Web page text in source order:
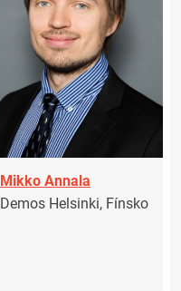
Mikko Annala
Demos Helsinki, Fínsko